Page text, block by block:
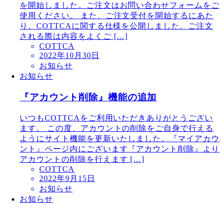
を開始しました。ご注文はお問い合わせフォームをご
使用ください。 また、ご注文受付を開始するにあた
り、COTTCAに関する仕様を公開しました。ご注文
される際は内容をよくご […]
COTTCA
2022年10月30日
お知らせ
お知らせ
『アカウント削除』機能の追加
いつもCOTTCAをご利用いただきありがとうござい
ます。 この度、アカウントの削除をご自身で行える
ようにサイト機能を更新いたしました。『マイアカウ
ント』ページ内にございます『アカウント削除』より
アカウントの削除を行えます […]
COTTCA
2022年9月15日
お知らせ
お知らせ